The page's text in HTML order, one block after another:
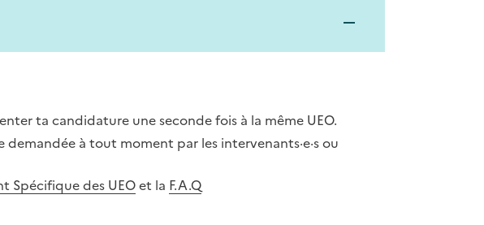
ta candidature une seconde fois à la même UEO.
à tout moment par les intervenants·e·s ou
Spécifique des UEOet la F.A.Q